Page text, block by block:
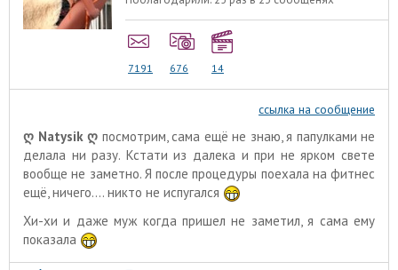
7191 676 14
ссылка на сообщение
ღ Natysik ღ посмотрим, сама ещё не знаю, я папулками не
делала ни разу. Кстати из далека и при не ярком свете
вообще не заметно. Я после процедуры поехала на фитнес
ещё, ничего.... никто не испугался
Хи-хи и даже муж когда пришел не заметил, я сама ему
показала